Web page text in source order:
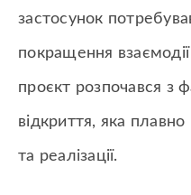
застосунок
покращення
проєкт розпочався з
відкриття, яка
та реалізації.